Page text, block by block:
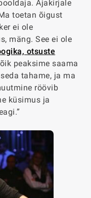
Ajakirjale
toetan õigust
ei ole
mäng. See ei ole
otsuste
peaksime saama
tahame, ja ma
röövib
küsimus ja